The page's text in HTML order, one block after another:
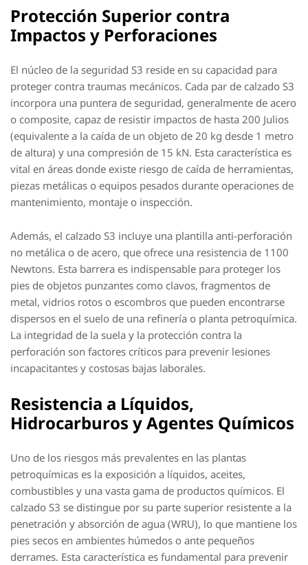
Protección Superior contra
Impactos y Perforaciones
El núcleo de la seguridad S3 reside en su capacidad para
proteger contra traumas mecánicos. Cada par de calzado S3
incorpora una puntera de seguridad, generalmente de acero
o composite, capaz de resistir impactos de hasta 200 Julios
(equivalente a la caída de un objeto de 20 kg desde 1 metro
de altura) y una compresión de 15 kN. Esta característica es
vital en áreas donde existe riesgo de caída de herramientas,
piezas metálicas o equipos pesados durante operaciones de
mantenimiento, montaje o inspección.
Además, el calzado S3 incluye una plantilla anti-perforación
no metálica o de acero, que ofrece una resistencia de 1100
Newtons. Esta barrera es indispensable para proteger los
pies de objetos punzantes como clavos, fragmentos de
metal, vidrios rotos o escombros que pueden encontrarse
dispersos en el suelo de una refinería o planta petroquímica.
La integridad de la suela y la protección contra la
perforación son factores críticos para prevenir lesiones
incapacitantes y costosas bajas laborales.
Resistencia a Líquidos,
Hidrocarburos y Agentes Químicos
Uno de los riesgos más prevalentes en las plantas
petroquímicas es la exposición a líquidos, aceites,
combustibles y una vasta gama de productos químicos. El
calzado S3 se distingue por su parte superior resistente a la
penetración y absorción de agua (WRU), lo que mantiene los
pies secos en ambientes húmedos o ante pequeños
derrames. Esta característica es fundamental para prevenir